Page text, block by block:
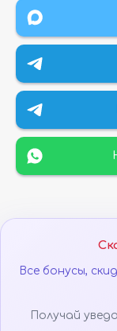
Все бонусы,
Получай